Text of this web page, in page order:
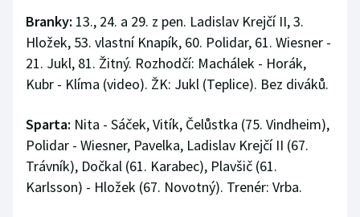
Branky: 13., 24. a 29. z pen. Ladislav Krejčí II, 3.
Hložek, 53. vlastní Knapík, 60. Polidar, 61. Wiesner -
21. Jukl, 81. Žitný. Rozhodčí: Machálek - Horák,
Kubr - Klíma (video). ŽK: Jukl (Teplice). Bez diváků.
Sparta: Nita - Sáček, Vitík, Čelůstka (75. Vindheim),
Polidar - Wiesner, Pavelka, Ladislav Krejčí II (67.
Trávník), Dočkal (61. Karabec), Plavšič (61.
Karlsson) - Hložek (67. Novotný). Trenér: Vrba.